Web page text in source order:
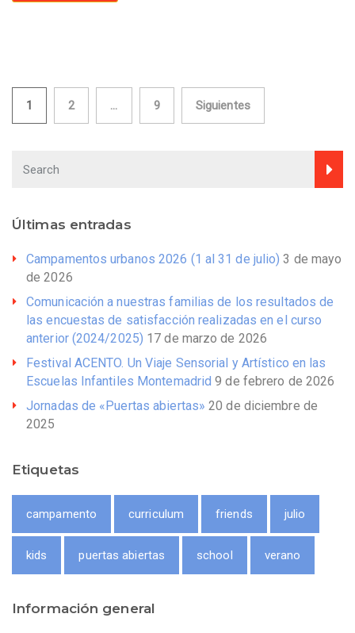
Navegación
entradas
1 2 … 9 Siguientes
Últimas entradas
Campamentos urbanos 2026 (1 al 31 de julio) 3 de mayo
de 2026
Comunicación a nuestras familias de los resultados de
las encuestas de satisfacción realizadas en el curso
anterior (2024/2025) 17 de marzo de 2026
Festival ACENTO. Un Viaje Sensorial y Artístico en las
Escuelas Infantiles Montemadrid 9 de febrero de 2026
Jornadas de «Puertas abiertas» 20 de diciembre de
2025
Etiquetas
campamento curriculum friends julio
kids puertas abiertas school verano
Información general